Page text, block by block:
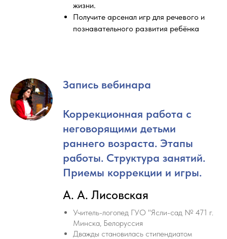
жизни.
Получите арсенал игр для речевого и
познавательного развития ребёнка
Запись вебинара
Коррекционная работа с
неговорящими детьми
раннего возраста. Этапы
работы. Структура занятий.
Приемы коррекции и игры.
А. А. Лисовская
Учитель-логопед ГУО "Ясли-сад № 471 г.
Минска, Белоруссия
Дважды становилась стипендиатом